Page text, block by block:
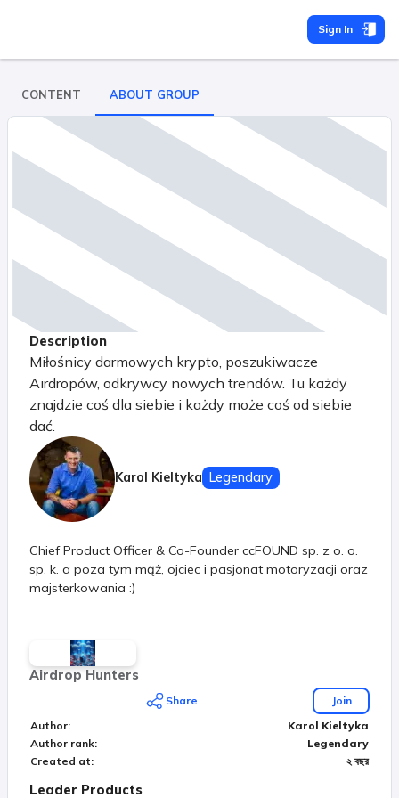
Sign In
CONTENT ABOUT GROUP
Description
Miłośnicy darmowych krypto, poszukiwacze
Airdropów, odkrywcy nowych trendów. Tu każdy
znajdzie coś dla siebie i każdy może coś od siebie
dać.
Karol Kieltyka Legendary
Chief Product Officer & Co-Founder ccFOUND sp. z o. o.
sp. k. a poza tym mąż, ojciec i pasjonat motoryzacji oraz
majsterkowania :)
Airdrop Hunters
Share
Join
Author:
Karol Kieltyka
Author rank:
Legendary
Created at: ২ বছর
Leader Products